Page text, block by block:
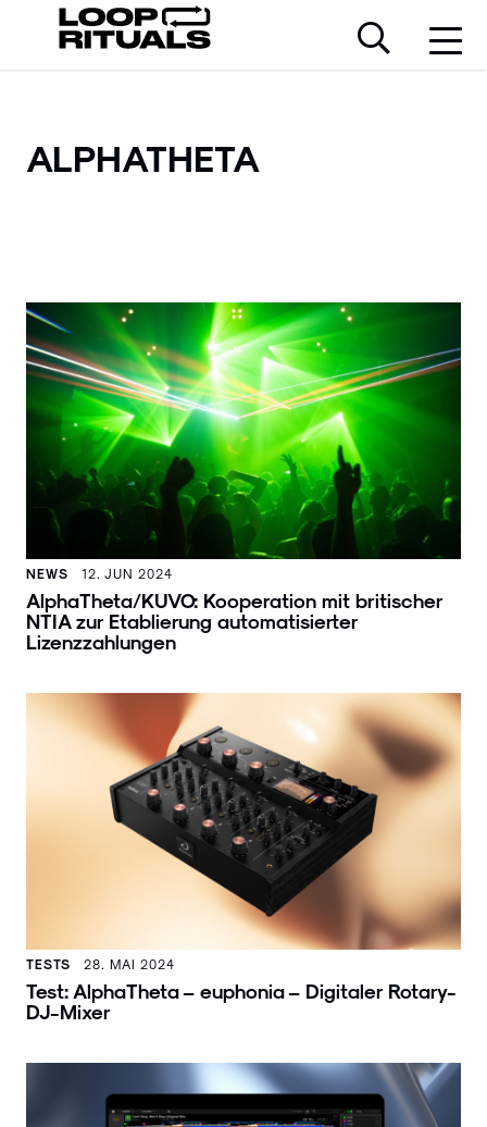
ALPHATHETA
NEWS 12. JUN 2024
AlphaTheta/KUVO: Kooperation mit britischer
NTIA zur Etablierung automatisierter
Lizenzzahlungen
TESTS 28. MAI 2024
Test: AlphaTheta – euphonia – Digitaler Rotary-
DJ-Mixer